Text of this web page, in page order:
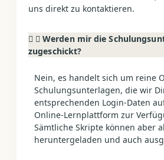
uns direkt zu kontaktieren.
Werden mir die
zugeschickt?
Nein, es handelt sich um reine
Schulungsunterlagen, die wir
entsprechenden Login-Daten
Online-Lernplattform zur
Sämtliche Skripte können aber
heruntergeladen und auch